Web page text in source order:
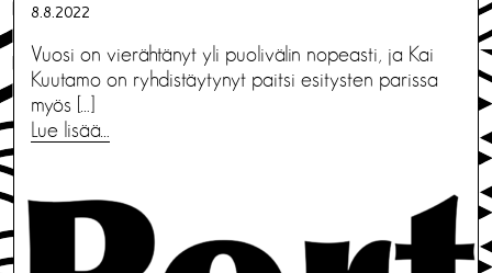
8.8.2022
Vuosi on vierähtänyt yli puolivälin nopeasti, ja Kai
Kuutamo on ryhdistäytynyt paitsi esitysten parissa
myös […]
Lue lisää…